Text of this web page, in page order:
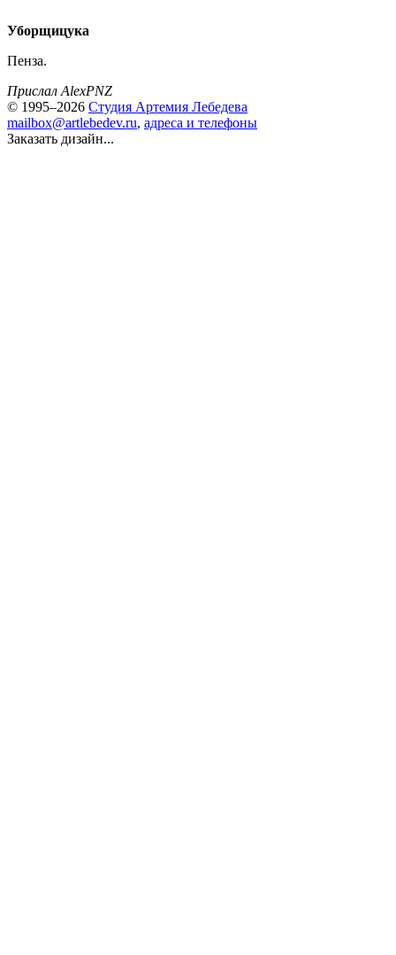
Уборщицука
Пенза.
Прислал AlexPNZ
© 1995–2026 Студия Артемия Лебедева
mailbox@artlebedev.ru, адреса и телефоны
Заказать дизайн...